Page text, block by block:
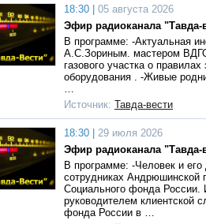
18:30 |
05 августа 2026
Эфир радиоканала "Тавда-
В программе: -Актуальная
А.С.Зориным. мастером
газового участка о правилах
оборудования . -Живые
…
Источник: Тавда-вести
18:30 |
29 июля 2026
Эфир радиоканала "Тавда-
В программе: -Человек и
сотрудниках Андрюшинской
Социального фонда России.
руководителем клиентской
фонда России в …